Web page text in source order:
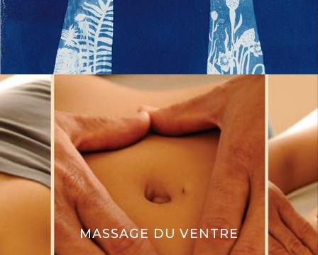
MASSAGE DU VENTRE